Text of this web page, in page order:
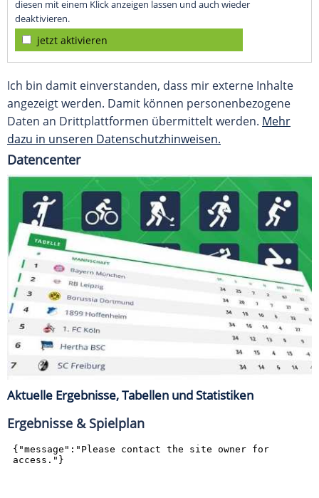
diesen mit einem Klick anzeigen lassen und auch wieder
deaktivieren.
jetzt aktivieren
Ich bin damit einverstanden, dass mir externe Inhalte
angezeigt werden. Damit können personenbezogene
Daten an Drittplattformen übermittelt werden. Mehr
dazu in unseren Datenschutzhinweisen.
Datencenter
Aktuelle Ergebnisse, Tabellen und Statistiken
Ergebnisse & Spielplan